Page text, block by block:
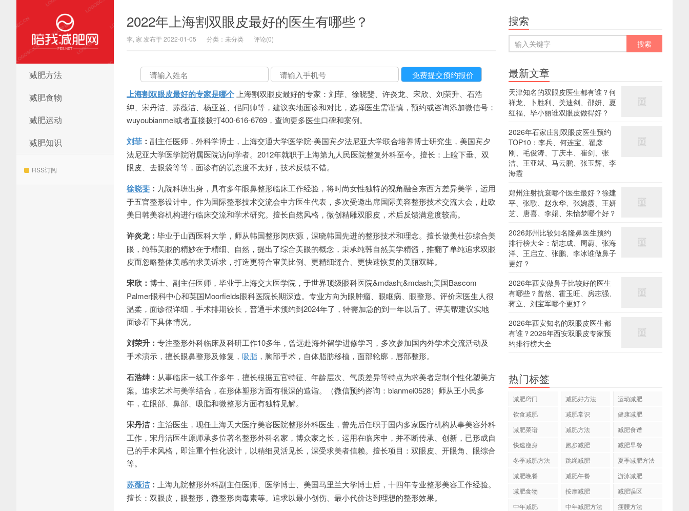
陪我减肥网
减肥方法
减肥食物
减肥运动
减肥知识
RSS订阅
2022年上海割双眼皮最好的医生有哪些？
李, 家 发布于 2022-01-05 分类：未分类 评论(0)
上海割双眼皮最好的专家是哪个 上海割双眼皮最好的专家：刘菲、徐晓斐、许炎龙、宋欣、刘荣升、石浩
绅、宋丹洁、苏薇洁、杨亚益、佀同帅等，建议实地面诊和对比，选择医生需谨慎，预约或咨询添加微信号：
wuyoubianmei或者直接拨打400-616-6769，查询更多医生口碑和案例。
刘菲 ： 副主任医师，外科学博士，上海交通大学医学院-美国宾夕法尼亚大学联合培养博士研究生，美国宾夕
法尼亚大学医学院附属医院访问学者。2012年就职于上海第九人民医院整复外科至今。擅长：上睑下垂、双
眼皮、去眼袋等等，面诊有的说态度不太好，技术反馈不错。
徐晓斐 ： 九院科班出身，具有多年眼鼻整形临床工作经验，将时尚女性独特的视角融合东西方差异美学，运用
于五官整形设计中。作为国际整形技术交流会中方医生代表，多次受邀出席国际美容整形技术交流大会，赴欧
美日韩美容机构进行临床交流和学术研究。擅长自然风格，微创精雕双眼皮，术后反馈满意度较高。
许炎龙： 毕业于山西医科大学，师从韩国整形闵庆源，深晓韩国先进的整形技术和理念。擅长做美杜莎综合美
眼，纯韩美眼的精妙在于精细、自然，提出了综合美眼的概念，秉承纯韩自然美学精髓，推翻了单纯追求双眼
皮而忽略整体美感的求美诉求，打造更符合审美比例、更精细缝合、更快速恢复的美丽双眸。
宋欣： 博士、副主任医师，毕业于上海交大医学院，于世界顶级眼科医院&mdash;&mdash;美国Bascom
Palmer眼科中心和英国Moorfields眼科医院长期深造。专业方向为眼肿瘤、眼眶病、眼整形。评价宋医生人很
温柔，面诊很详细，手术排期较长，普通手术预约到2024年了，特需加急的到一年以后了。评美帮建议实地
面诊看下具体情况。
刘荣升： 专注整形外科临床及科研工作10多年，曾远赴海外留学进修学习，多次参加国内外学术交流活动及
手术演示，擅长眼鼻整形及修复， 吸脂 ，胸部手术，自体脂肪移植，面部轮廓，唇部整形。
石浩绅： 从事临床一线工作多年，擅长根据五官特征、年龄层次、气质差异等特点为求美者定制个性化塑美方
案。追求艺术与美学结合，在形体塑形方面有很深的造诣。（微信预约咨询：bianmei0528）师从王小民多
年，在眼部、鼻部、吸脂和微整形方面有独特见解。
宋丹洁： 主治医生，现任上海天大医疗美容医院整形外科医生，曾先后任职于国内多家医疗机构从事美容外科
工作，宋丹洁医生原师承多位著名整形外科名家，博众家之长，运用在临床中，并不断传承、创新，已形成自
已的手术风格，即注重个性化设计，以精细灵活见长，深受求美者信赖。擅长项目：双眼皮、开眼角、眼综合
等。
苏薇洁： 上海九院整形外科副主任医师、医学博士、美国马里兰大学博士后，十四年专业整形美容工作经验。
擅长：双眼皮，眼整形，微整形肉毒素等。追求以最小创伤、最小代价达到理想的整形效果。
搜索
最新文章
天津知名的双眼皮医生都有谁？何
祥龙、卜胜利、关迪剑、邵妍、夏
红福、毕小丽谁双眼皮做得好？
2026年石家庄割双眼皮医生预约
TOP10：李兵、何连宝、翟彦
刚、毛俊涛、丁庆丰、崔剑、张
洁、王亚斌、马云鹏、张玉辉、李
海霞
郑州注射抗衰哪个医生最好？徐建
平、张歌、赵永华、张婉霞、王妍
芝、唐喜、李娟、朱怡梦哪个好？
2026郑州比较知名隆鼻医生预约
排行榜大全：胡志成、周蔚、张海
洋、王启立、张鹏、李冰谁做鼻子
更好？
2026年西安做鼻子比较好的医生
有哪些？曾熬、霍玉旺、房志强、
蒋立、刘宝军哪个更好？
2026年西安知名的双眼皮医生都
有谁？2026年西安双眼皮专家预
约排行榜大全
热门标签
减肥窍门 减肥好方法
运动减肥
饮食减肥
减肥常识
健康减肥
减肥菜谱
减肥方法
减肥食谱
快速瘦身
跑步减肥
减肥早餐
冬季减肥方法
跳绳减肥
夏季减肥方法
减肥晚餐
减肥午餐
游泳减肥
减肥食物
按摩减肥
减肥误区
中年减肥
中年减肥方法 瘦腰方法